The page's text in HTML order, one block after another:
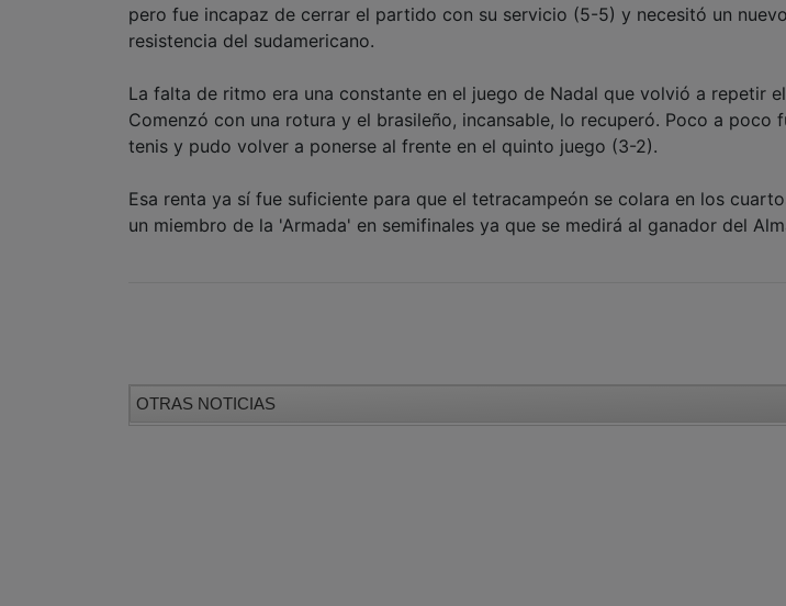
pero fue incapaz de cerrar el partido con su servicio (5-5) y necesitó un
resistencia del sudamericano.
La falta de ritmo era una constante en el juego de Nadal que volvió a repetir
Comenzó con una rotura y el brasileño, incansable, lo recuperó. Poco a poco
tenis y pudo volver a ponerse al frente en el quinto juego (3-2).
Esa renta ya sí fue suficiente para que el tetracampeón se colara en los
un miembro de la 'Armada' en semifinales ya que se medirá al ganador del
OTRAS NOTICIAS